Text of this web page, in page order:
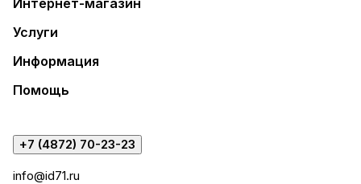
Интернет-магазин
Услуги
Информация
Помощь
+7 (4872) 70-23-23
info@id71.ru